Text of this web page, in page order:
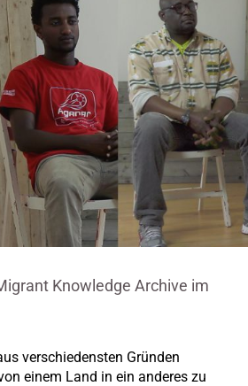
Knowledge Archive im
verschiedensten Gründen
einem Land in ein anderes zu